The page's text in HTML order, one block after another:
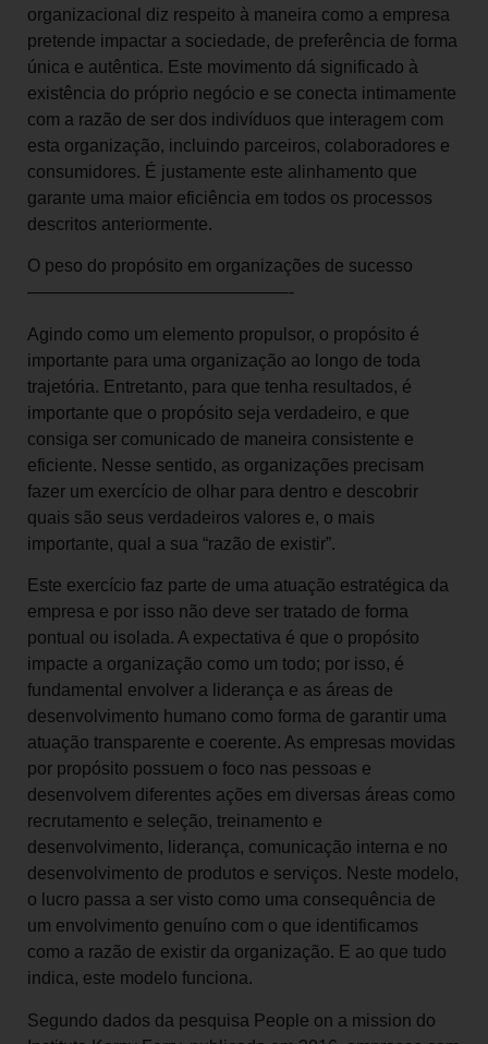
organizacional diz respeito à maneira como a empresa
pretende impactar a sociedade, de preferência de forma
única e autêntica. Este movimento dá significado à
existência do próprio negócio e se conecta intimamente
com a razão de ser dos indivíduos que interagem com
esta organização, incluindo parceiros, colaboradores e
consumidores. É justamente este alinhamento que
garante uma maior eficiência em todos os processos
descritos anteriormente.
O peso do propósito em organizações de sucesso
———————————————-
Agindo como um elemento propulsor, o propósito é
importante para uma organização ao longo de toda
trajetória. Entretanto, para que tenha resultados, é
importante que o propósito seja verdadeiro, e que
consiga ser comunicado de maneira consistente e
eficiente. Nesse sentido, as organizações precisam
fazer um exercício de olhar para dentro e descobrir
quais são seus verdadeiros valores e, o mais
importante, qual a sua “razão de existir”.
Este exercício faz parte de uma atuação estratégica da
empresa e por isso não deve ser tratado de forma
pontual ou isolada. A expectativa é que o propósito
impacte a organização como um todo; por isso, é
fundamental envolver a liderança e as áreas de
desenvolvimento humano como forma de garantir uma
atuação transparente e coerente. As empresas movidas
por propósito possuem o foco nas pessoas e
desenvolvem diferentes ações em diversas áreas como
recrutamento e seleção, treinamento e
desenvolvimento, liderança, comunicação interna e no
desenvolvimento de produtos e serviços. Neste modelo,
o lucro passa a ser visto como uma consequência de
um envolvimento genuíno com o que identificamos
como a razão de existir da organização. E ao que tudo
indica, este modelo funciona.
Segundo dados da pesquisa People on a mission do